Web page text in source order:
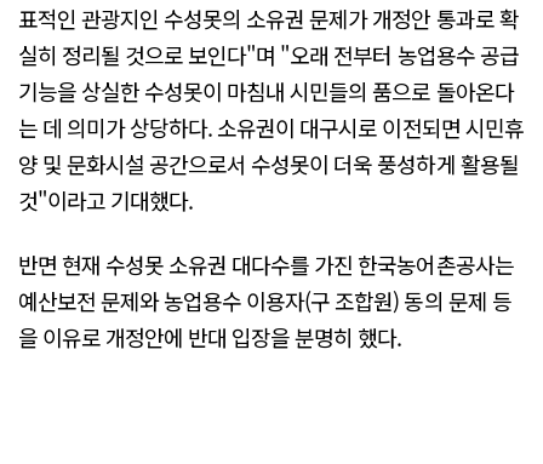
표적인 관광지인 수성못의 소유권 문제가 개정안 통과로 확
실히 정리될 것으로 보인다"며 "오래 전부터 농업용수 공급
기능을 상실한 수성못이 마침내 시민들의 품으로 돌아온다
는 데 의미가 상당하다. 소유권이 대구시로 이전되면 시민휴
양 및 문화시설 공간으로서 수성못이 더욱 풍성하게 활용될
것"이라고 기대했다.
반면 현재 수성못 소유권 대다수를 가진 한국농어촌공사는
예산보전 문제와 농업용수 이용자(구 조합원) 동의 문제 등
을 이유로 개정안에 반대 입장을 분명히 했다.